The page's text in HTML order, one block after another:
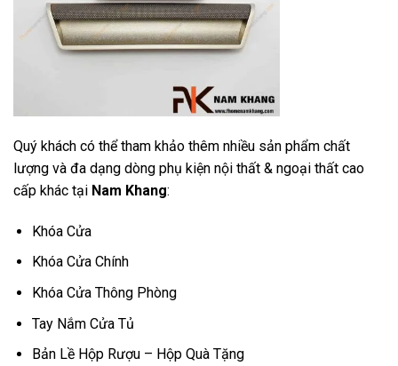
Quý khách có thể tham khảo thêm nhiều sản phẩm chất
lượng và đa dạng dòng phụ kiện nội thất & ngoại thất cao
cấp khác tại Nam Khang:
Khóa Cửa
Khóa Cửa Chính
Khóa Cửa Thông Phòng
Tay Nắm Cửa Tủ
Bản Lề Hộp Rượu – Hộp Quà Tặng